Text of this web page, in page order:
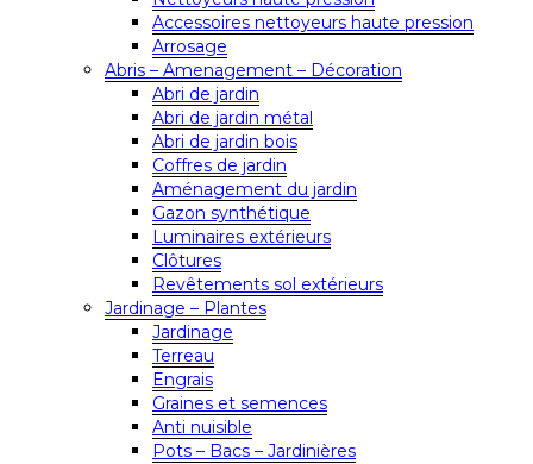
Accessoires nettoyeurs haute pression
Arrosage
Abris – Amenagement – Décoration
Abri de jardin
Abri de jardin métal
Abri de jardin bois
Coffres de jardin
Aménagement du jardin
Gazon synthétique
Luminaires extérieurs
Clôtures
Revêtements sol extérieurs
Jardinage – Plantes
Jardinage
Terreau
Engrais
Graines et semences
Anti nuisible
Pots – Bacs – Jardinières